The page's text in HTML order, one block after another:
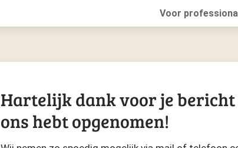
Voor
Hartelijk dank voor je bericht
ons hebt opgenomen!